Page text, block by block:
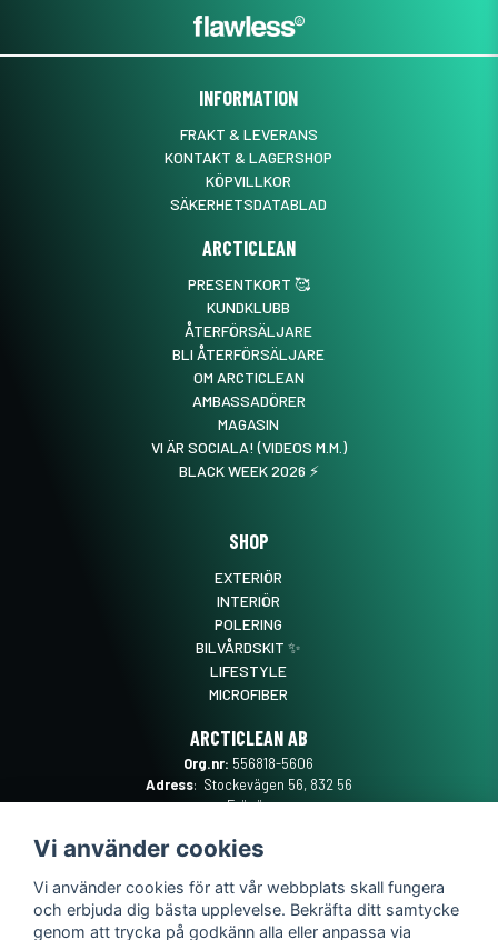
INFORMATION
FRAKT & LEVERANS
KONTAKT & LAGERSHOP
KÖPVILLKOR
SÄKERHETSDATABLAD
ARCTICLEAN
PRESENTKORT 🥰
KUNDKLUBB
ÅTERFÖRSÄLJARE
BLI ÅTERFÖRSÄLJARE
OM ARCTICLEAN
AMBASSADÖRER
MAGASIN
VI ÄR SOCIALA! (VIDEOS M.M.)
BLACK WEEK 2026 ⚡️
SHOP
EXTERIÖR
INTERIÖR
POLERING
BILVÅRDSKIT ✨
LIFESTYLE
MICROFIBER
ARCTICLEAN AB
Org.nr: 556818-5606
Adress: Stockevägen 56, 832 56
Frösön
Telefon:0101889555
Vi använder cookies
Vi använder cookies för att vår webbplats skall fungera
och erbjuda dig bästa upplevelse. Bekräfta ditt samtycke
genom att trycka på godkänn alla eller anpassa via